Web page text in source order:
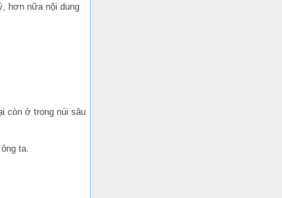
hơn nữa nội dung
còn ở trong núi sâu
ta.